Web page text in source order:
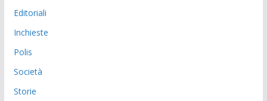
Editoriali
Inchieste
Polis
Società
Storie